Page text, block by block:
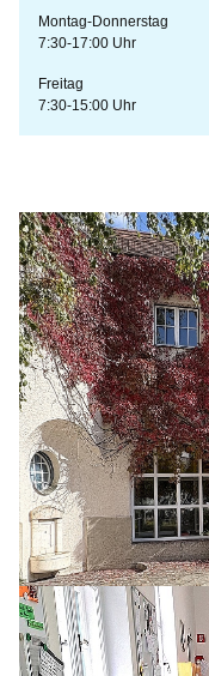
Montag-Donnerstag
7:30-17:00 Uhr
Freitag
7:30-15:00 Uhr